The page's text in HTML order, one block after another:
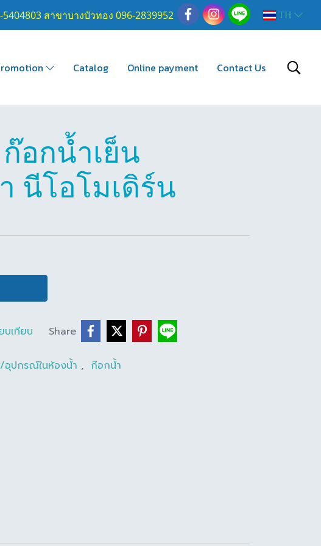
5404803 สาขาบางบัวทอง 096-2839952 TH
Catalog Online payment Contact Us
อกน้ำเย็น
นีโอโมเดิร์น
บเทียบ Share
อุปกรณ์ในห้องน้ำ , ก๊อกน้ำ